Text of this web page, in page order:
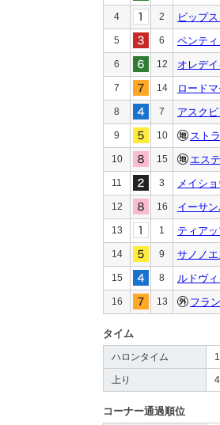
4 2 ビップ
5 6 ペンティ
6 12 オレデ
7 14 ロード
8 7 アスク
9 10 スト
10 15 エス
11 3 メイシ
12 16 イーサ
13 1 ティア
14 9 サノノエ
15 8 ルドヴィ
16 13 フラ
タイム
ハロンタイム
上り
コーナー通過順位